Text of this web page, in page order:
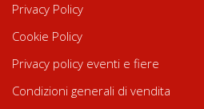
Privacy Policy
Cookie Policy
Privacy policy eventi e fiere
Condizioni generali di vendita